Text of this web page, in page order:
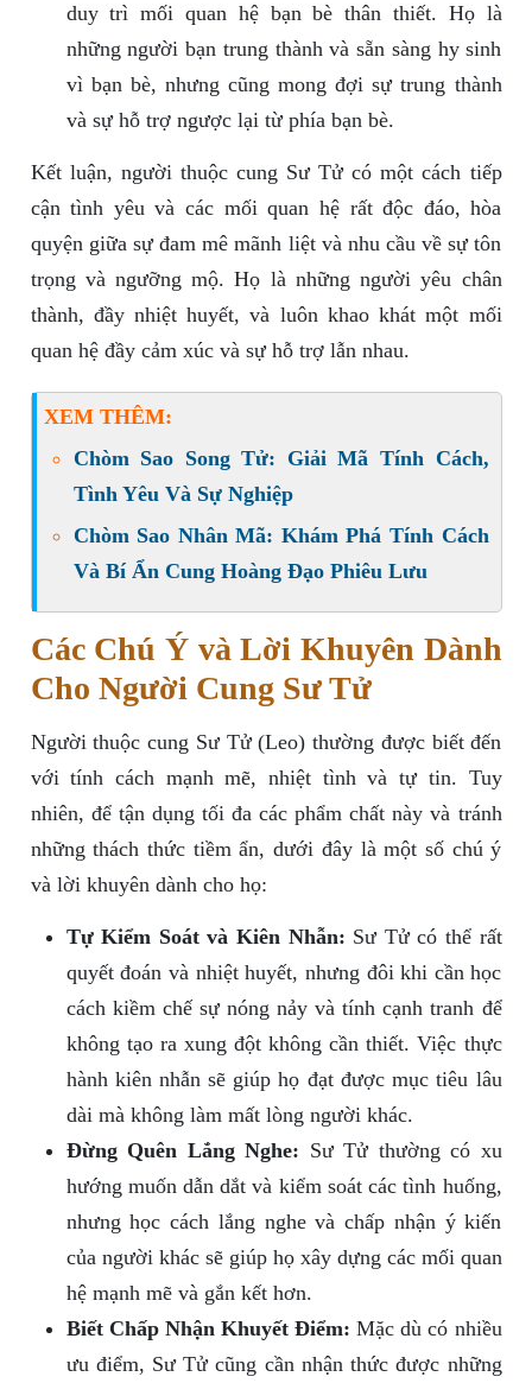
duy trì mối quan hệ bạn bè thân thiết. Họ là
những người bạn trung thành và sẵn sàng hy sinh
vì bạn bè, nhưng cũng mong đợi sự trung thành
và sự hỗ trợ ngược lại từ phía bạn bè.
Kết luận, người thuộc cung Sư Tử có một cách tiếp
cận tình yêu và các mối quan hệ rất độc đáo, hòa
quyện giữa sự đam mê mãnh liệt và nhu cầu về sự tôn
trọng và ngưỡng mộ. Họ là những người yêu chân
thành, đầy nhiệt huyết, và luôn khao khát một mối
quan hệ đầy cảm xúc và sự hỗ trợ lẫn nhau.
XEM THÊM:
Chòm Sao Song Tử: Giải Mã Tính Cách,
Tình Yêu Và Sự Nghiệp
Chòm Sao Nhân Mã: Khám Phá Tính Cách
Và Bí Ẩn Cung Hoàng Đạo Phiêu Lưu
Các Chú Ý và Lời Khuyên Dành
Cho Người Cung Sư Tử
Người thuộc cung Sư Tử (Leo) thường được biết đến
với tính cách mạnh mẽ, nhiệt tình và tự tin. Tuy
nhiên, để tận dụng tối đa các phẩm chất này và tránh
những thách thức tiềm ẩn, dưới đây là một số chú ý
và lời khuyên dành cho họ:
Tự Kiểm Soát và Kiên Nhẫn: Sư Tử có thể rất
quyết đoán và nhiệt huyết, nhưng đôi khi cần học
cách kiềm chế sự nóng nảy và tính cạnh tranh để
không tạo ra xung đột không cần thiết. Việc thực
hành kiên nhẫn sẽ giúp họ đạt được mục tiêu lâu
dài mà không làm mất lòng người khác.
Đừng Quên Lắng Nghe: Sư Tử thường có xu
hướng muốn dẫn dắt và kiểm soát các tình huống,
nhưng học cách lắng nghe và chấp nhận ý kiến
của người khác sẽ giúp họ xây dựng các mối quan
hệ mạnh mẽ và gắn kết hơn.
Biết Chấp Nhận Khuyết Điểm: Mặc dù có nhiều
ưu điểm, Sư Tử cũng cần nhận thức được những